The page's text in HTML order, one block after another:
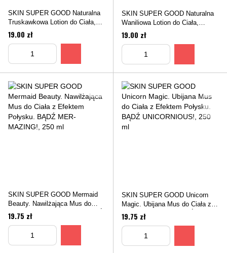
SKIN SUPER GOOD Naturalna
Truskawkowa Lotion do Ciała,
Truskawkowe Wakacje, 250 ml.
19.00 zł
SKIN SUPER GOOD Naturalna
Waniliowa Lotion do Ciała,
Madagaskarskie Marzenia, 250
19.00 zł
SKIN SUPER GOOD Mermaid
Beauty. Nawilżająca Mus do
Ciała z Efektem Połysku. BĄDŹ
19.75 zł
SKIN SUPER GOOD Unicorn
Magic. Ubijana Mus do Ciała z
Efektem Połysku. BĄDŹ
19.75 zł